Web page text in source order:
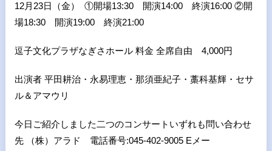
12月23日（金） ①開場13:30 開演14:00 終演16:00 ②開
場18:30 開演19:00 終演21:00
逗子文化プラザなぎさホール 料金 全席自由 4,000円
出演者 平田耕治・永易理恵・那須亜紀子・藁科基輝・セサ
ル＆アマウリ
今日ご紹介しました二つのコンサートいずれも問い合わせ
先 （株）アラド 電話番号:045-402-9005 Eメー